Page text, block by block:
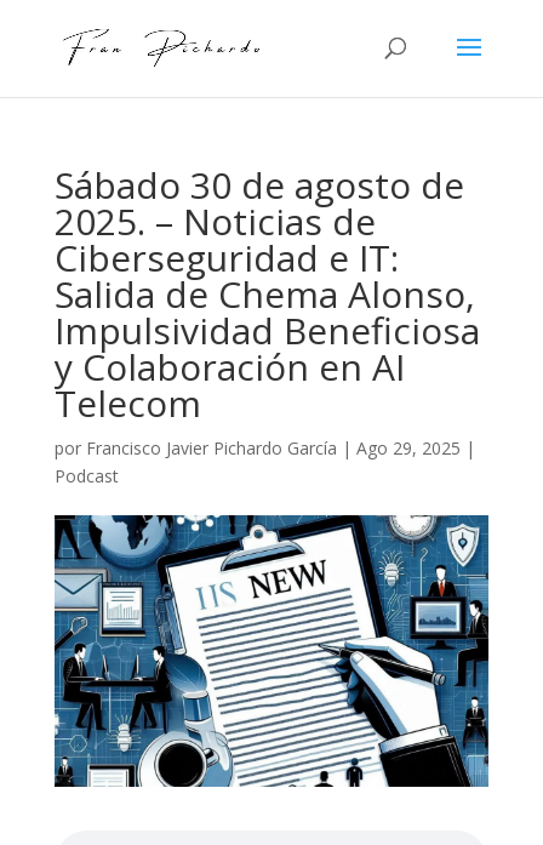
Sábado 30 de agosto de
2025. – Noticias de
Ciberseguridad e IT:
Salida de Chema Alonso,
Impulsividad Beneficiosa
y Colaboración en AI
Telecom
por Francisco Javier Pichardo García | Ago 29, 2025 |
Podcast